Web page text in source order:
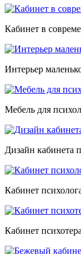
Кабинет в
Интерьер
Мебель для
Дизайн кабинета
Кабинет
Кабинет